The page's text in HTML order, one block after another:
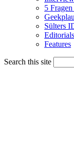
5
Sülters
Editorials
Features
Search this site